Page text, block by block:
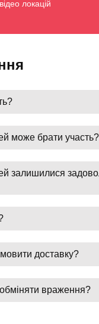
локацій
може брати участь?
залишилися
доставку?
враження?